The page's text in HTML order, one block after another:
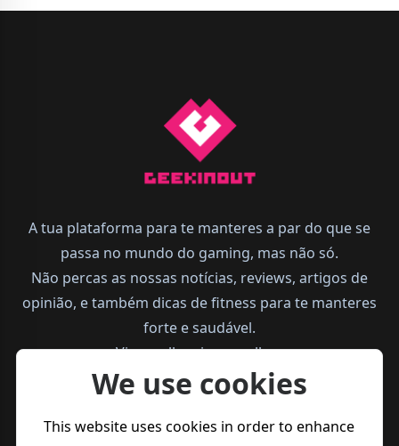
A tua plataforma para te manteres a par do que se
passa no mundo do gaming, mas não só.
Não percas as nossas notícias, reviews, artigos de
opinião, e também dicas de fitness para te manteres
forte e saudável.
Vive melhor, joga melhor.
We use cookies
This website uses cookies in order to enhance